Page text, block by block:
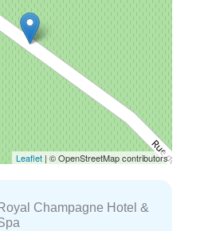
Leaflet | © OpenStreetMap contributors
Champagne Hotel &